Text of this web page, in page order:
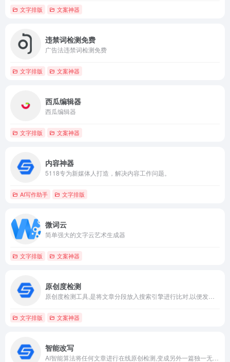
文字排版 文案神器
违禁词检测免费
广告法违禁词检测免费
文字排版 文案神器
西瓜编辑器
西瓜编辑器
文字排版 文案神器
内容神器
5118专为新媒体人打造，解决内容工作问题。
AI写作助手 文字排版
微词云
简单强大的文字云艺术生成器
文字排版 文案神器
原创度检测
文字排版 文案神器
智能改写